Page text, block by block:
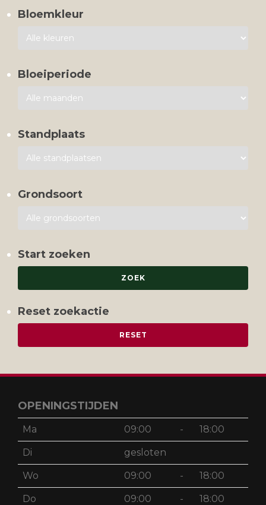
Bloemkleur
Bloeiperiode
Standplaats
Grondsoort
Start zoeken
Reset zoekactie
OPENINGSTIJDEN
Ma 09:00 - 18:00
Di gesloten
Wo 09:00 - 18:00
Do 09:00 - 18:00